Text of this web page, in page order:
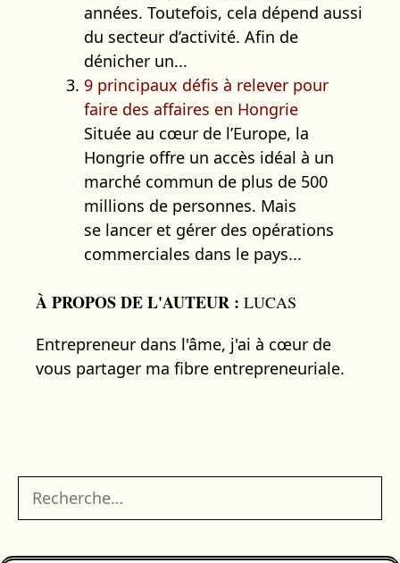
années. Toutefois, cela dépend aussi
du secteur d’activité. Afin de
dénicher un...
9 principaux défis à relever pour
faire des affaires en Hongrie
Située au cœur de l’Europe, la
Hongrie offre un accès idéal à un
marché commun de plus de 500
millions de personnes. Mais
se lancer et gérer des opérations
commerciales dans le pays...
À PROPOS DE L'AUTEUR : LUCAS
Entrepreneur dans l'âme, j'ai à cœur de
vous partager ma fibre entrepreneuriale.
Rechercher :